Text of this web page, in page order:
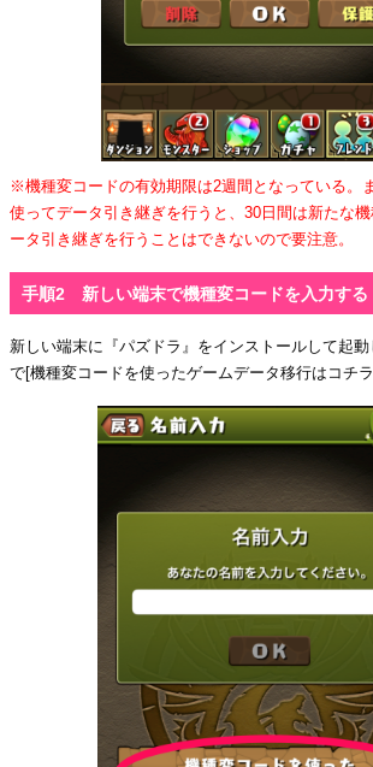
※機種変コードの有効期限は2週間となっている。
使ってデータ引き継ぎを行うと、30日間は新たな
ータ引き継ぎを行うことはできないので要注意。
手順2 新しい端末で機種変コードを入力する
新しい端末に『パズドラ』をインストールして起
で[機種変コードを使ったゲームデータ移行はコチラ